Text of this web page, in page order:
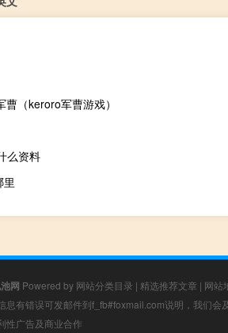
（keroro军曹游戏）
么资料
里
网 Powered by 网站分类目录 | 精选推荐文章 | 网站
息有错误可发邮件到f_fb#foxmail.com说明，我们会
性广告及商业合作